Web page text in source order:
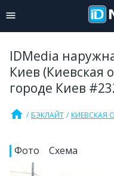
IDMedia
Киев (Киевская
городе Киев
home БЭКЛАЙТ КИЕВСКАЯ
Фото Схема